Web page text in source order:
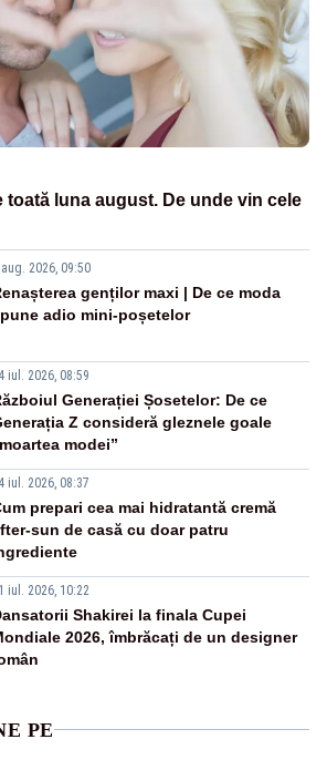
toată luna august. De unde vin cele
2026, 09:50
genților maxi | De ce moda
adio mini-poșetelor
iul. 2026, 08:59
Generației Șosetelor: De ce
Z consideră gleznele goale
modei”
iul. 2026, 08:37
prepari cea mai hidratantă cremă
sun de casă cu doar patru
iul. 2026, 10:22
Shakirei la finala Cupei
2026, îmbrăcați de un designer
PE